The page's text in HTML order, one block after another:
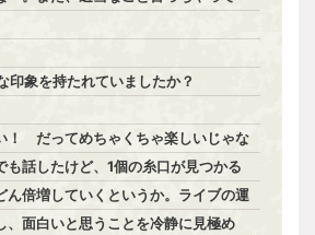
象を持たれていましたか？
！ だってめちゃくちゃ楽しいじゃな
話したけど、1個の糸口が見つかる
ん倍増していくというか。ライブの運
、面白いと思うことを冷静に見極め